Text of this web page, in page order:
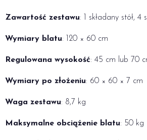
Zawartość zestawu: 1 składany stół,
Wymiary blatu: 120 × 60 cm
Regulowana wysokość: 45 cm lub 70
Wymiary po złożeniu: 60 × 60 × 7 cm
Waga zestawu: 8,7 kg
Maksymalne obciążenie blatu: 50 kg